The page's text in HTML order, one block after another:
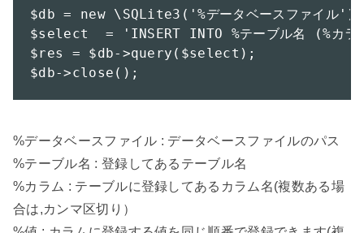
$db = new \SQLite3('%データベースファイル');
$select  = 'INSERT INTO %テーブル名 (%カ
$res = $db->query($select);
$db->close();
%データベースファイル : データベースファイルのパス
%テーブル名 : 登録してあるテーブル名
%カラム : テーブルに登録してあるカラム名(複数ある場
合は,カンマ区切り）